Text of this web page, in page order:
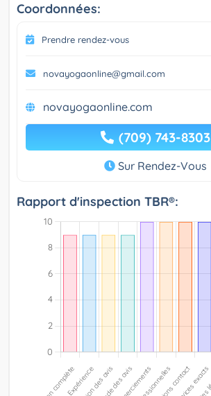
Coordonnées:
Prendre rendez-vous
novayogaonline@gmail.com
novayogaonline.com
(709) 743-8303
Sur Rendez-Vous
Rapport d'inspection TBR®: